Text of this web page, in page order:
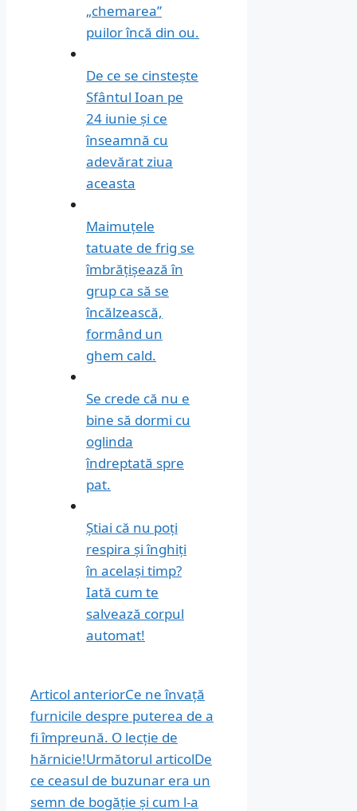
„chemarea”
puilor încă din ou.
De ce se cinstește
Sfântul Ioan pe
24 iunie și ce
înseamnă cu
adevărat ziua
aceasta
Maimuțele
tatuate de frig se
îmbrățișează în
grup ca să se
încălzească,
formând un
ghem cald.
Se crede că nu e
bine să dormi cu
oglinda
îndreptată spre
pat.
Știai că nu poți
respira și înghiți
în același timp?
Iată cum te
salvează corpul
automat!
Articol anteriorCe ne învață
furnicile despre puterea de a
fi împreună. O lecție de
hărnicie!Următorul articolDe
ce ceasul de buzunar era un
semn de bogăție și cum l-a